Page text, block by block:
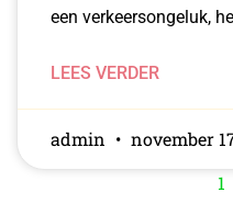
een verkeersongeluk,
LEES VERDER
admin
november
1